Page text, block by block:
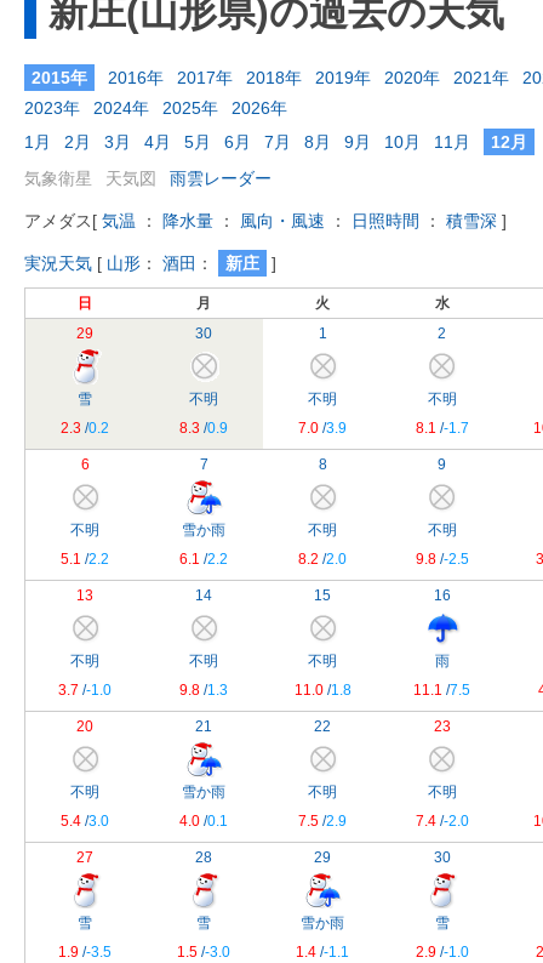
新庄(山形県)の過去の天気
2015年 2016年 2017年 2018年 2019年 2020年 2021年
2023年
2024年 2025年
2026年
1月
2月 3月 4月 5月 6月 7月 8月 9月 10月 11月
12月
気象衛星
天気図 雨雲レーダー
アメダス[ 気温 ： 降水量 ： 風向・風速 ： 日照時間 ： 積雪深 ]
実況天気 [ 山形 ： 酒田 ： 新庄 ]
日 月 火
水
29
雪
2.3 /0.2
30
不明
8.3 /0.9
1
不明
7.0 /3.9
2
不明
8.1 /-1.7
6
不明
5.1 /2.2
7
雪か雨
6.1 /2.2
8
不明
8.2 /2.0
9
不明
9.8 /-2.5
13
不明
3.7 /-1.0
14
不明
9.8 /1.3
15
不明
11.0 /1.8
16
雨
11.1 /7.5
20
不明
5.4 /3.0
21
雪か雨
4.0 /0.1
22
不明
7.5 /2.9
23
不明
7.4 /-2.0
27
雪
1.9 /-3.5
28
雪
1.5 /-3.0
29
雪か雨
1.4 /-1.1
30
雪
2.9 /-1.0